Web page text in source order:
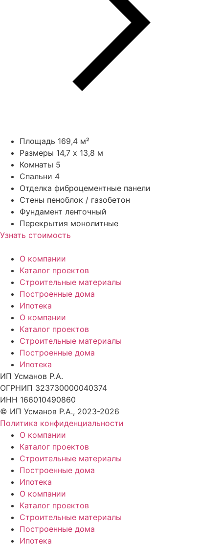
Площадь 169,4 м²
Размеры 14,7 x 13,8 м
Комнаты 5
Спальни 4
Отделка фиброцементные панели
Стены пеноблок / газобетон
Фундамент ленточный
Перекрытия монолитные
Узнать стоимость
О компании
Каталог проектов
Строительные материалы
Построенные дома
Ипотека
О компании
Каталог проектов
Строительные материалы
Построенные дома
Ипотека
ИП Усманов Р.А.
ОГРНИП 323730000040374
ИНН 166010490860
© ИП Усманов Р.А., 2023-2026
Политика конфиденциальности
О компании
Каталог проектов
Строительные материалы
Построенные дома
Ипотека
О компании
Каталог проектов
Строительные материалы
Построенные дома
Ипотека